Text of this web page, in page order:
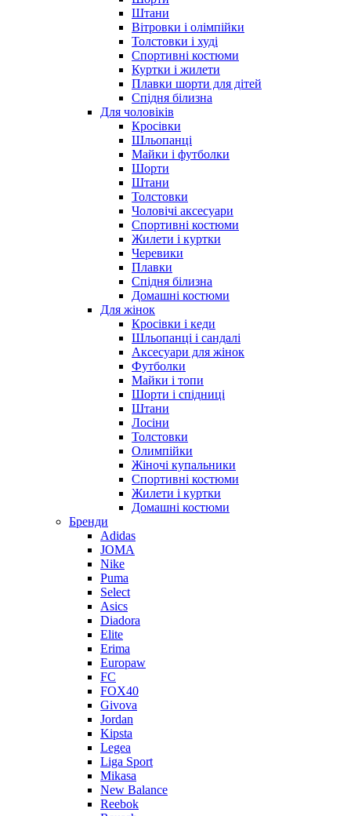
Штани
Вітровки і олімпійки
Толстовки і худі
Спортивні костюми
Куртки і жилети
Плавки шорти для дітей
Спідня білизна
Для чоловіків
Кросівки
Шльопанці
Майки і футболки
Шорти
Штани
Толстовки
Чоловічі аксесуари
Спортивні костюми
Жилети і куртки
Черевики
Плавки
Спідня білизна
Домашні костюми
Для жінок
Кросівки і кеди
Шльопанці і сандалі
Аксесуари для жінок
Футболки
Майки і топи
Шорти і спідниці
Штани
Лосіни
Толстовки
Олимпійки
Жіночі купальники
Спортивні костюми
Жилети і куртки
Домашні костюми
Бренди
Adidas
JOMA
Nike
Puma
Select
Asics
Diadora
Elite
Erima
Europaw
FC
FOX40
Givova
Jordan
Kipsta
Legea
Liga Sport
Mikasa
New Balance
Reebok